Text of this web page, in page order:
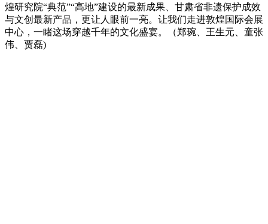
煌研究院“典范”“高地”建设的最新成果、甘肃省非遗保护成效
与文创最新产品，更让人眼前一亮。让我们走进敦煌国际会展
中心，一睹这场穿越千年的文化盛宴。（郑琬、王生元、童张
伟、贾磊)